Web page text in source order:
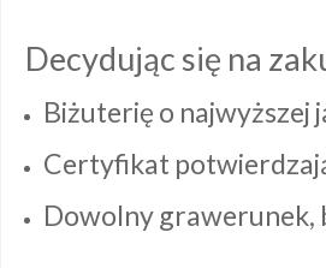
Decydując się na
Biżuterię o najwyższej
Certyfikat
Dowolny grawerunek,